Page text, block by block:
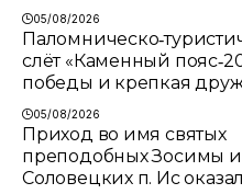
05/08/2026
слёт «Каменный
победы и крепкая
05/08/2026
Приход во имя святых
преподобных Зосимы и
Соловецких п. Ис